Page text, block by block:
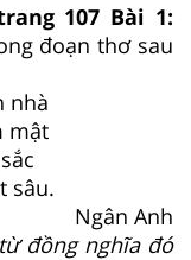
107 Bài 1:
đoạn thơ sau
nhà
mật
sâu.
Ngân Anh
đồng nghĩa đó